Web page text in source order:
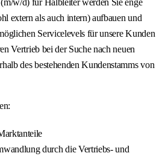
w/d) für Halbleiter werden Sie enge
extern als auch intern) aufbauen und
Servicelevels für unsere Kunden
Vertrieb bei der Suche nach neuen
des bestehenden Kundenstamms von
durch die Vertriebs- und